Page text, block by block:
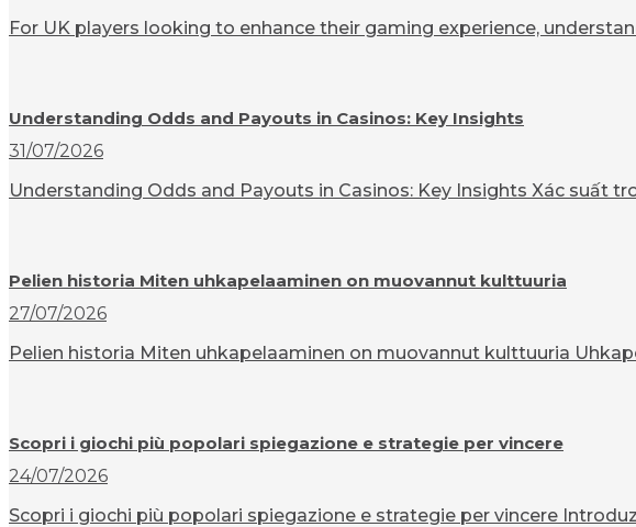
For UK players looking to enhance their gaming experience,
Understanding Odds and Payouts in Casinos: Key Insights
31/07/2026
Understanding Odds and Payouts in Casinos: Key Insights Xác suất
Pelien historia Miten uhkapelaaminen on muovannut kulttuuria
27/07/2026
Pelien historia Miten uhkapelaaminen on muovannut kulttuuria
Scopri i giochi più popolari spiegazione e strategie per vincere
24/07/2026
Scopri i giochi più popolari spiegazione e strategie per vincere